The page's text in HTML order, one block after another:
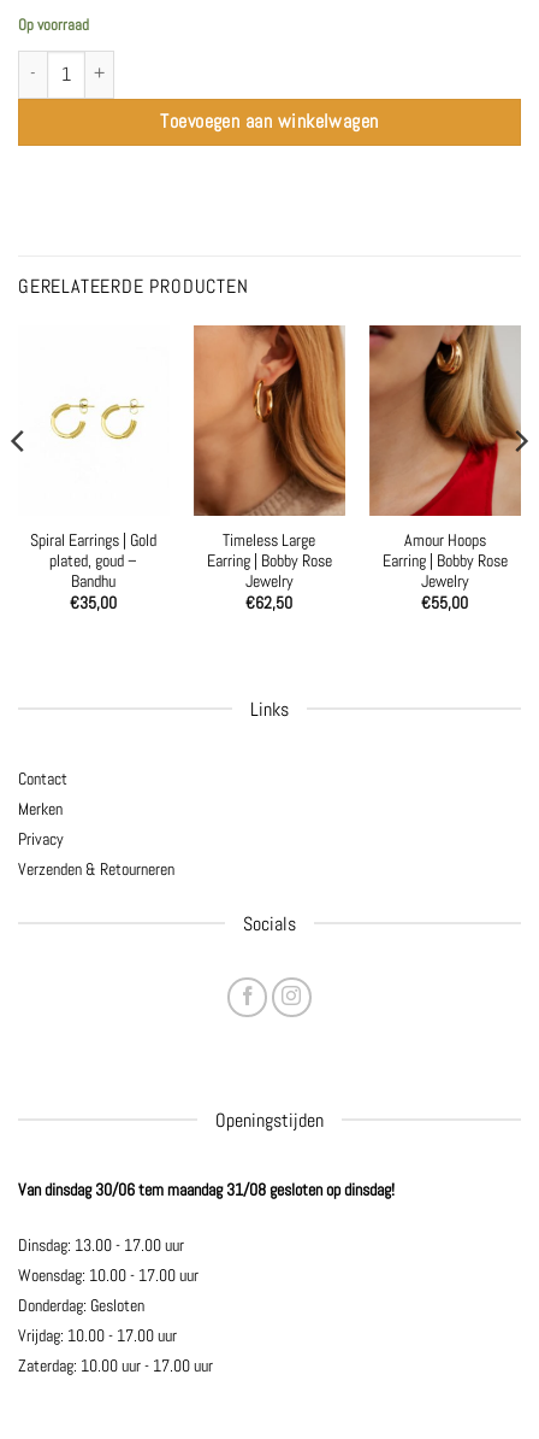
Op voorraad
Classy Oval XS Earring | Gold - Bobby Rose Jewelry aantal
Toevoegen aan winkelwagen
GERELATEERDE PRODUCTEN
Spiral Earrings | Gold
plated, goud –
Bandhu
€35,00
Timeless Large
Earring | Bobby Rose
Jewelry
€62,50
Amour Hoops
Earring | Bobby Rose
Jewelry
€55,00
Links
Contact
Merken
Privacy
Verzenden & Retourneren
Socials
Openingstijden
Van dinsdag 30/06 tem maandag 31/08 gesloten op dinsdag!
Dinsdag: 13.00 - 17.00 uur
Woensdag: 10.00 - 17.00 uur
Donderdag: Gesloten
Vrijdag: 10.00 - 17.00 uur
Zaterdag: 10.00 uur - 17.00 uur